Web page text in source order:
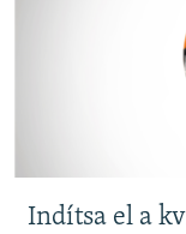
Indítsa el a